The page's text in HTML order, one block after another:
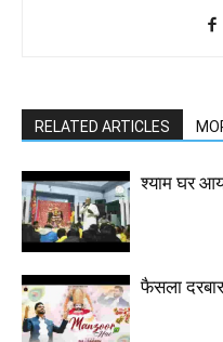
RELATED ARTICLES
श्याम घर
फैसला